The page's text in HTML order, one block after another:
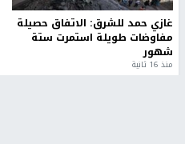
غازي حمد للشرق: الاتفاق حصيلة
مفاوضات طويلة استمرت ستة
شهور
منذ 16 ثانية